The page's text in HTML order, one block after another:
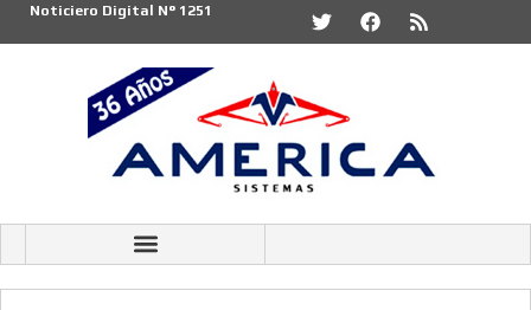
Noticiero Digital N° 1251